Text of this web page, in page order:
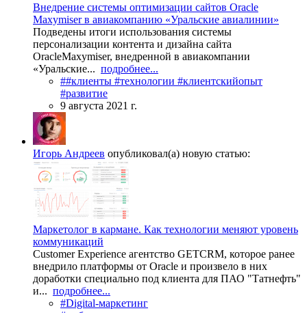
Внедрение системы оптимизации сайтов Oracle
Maxymiser в авиакомпанию «Уральские авиалинии»
Подведены итоги использования системы
персонализации контента и дизайна сайта
OracleMaxymiser, внедренной в авиакомпании
«Уральские... подробнее...
##клиенты #технологии #клиентскийопыт
#развитие
9 августа 2021 г.
Игорь Андреев опубликовал(а) новую статью:
Маркетолог в кармане. Как технологии меняют уровень
коммуникаций
Customer Experience агентство GETCRM, которое ранее
внедрило платформы от Oracle и произвело в них
доработки специально под клиента для ПАО "Татнефть"
и... подробнее...
#Digital-маркетинг